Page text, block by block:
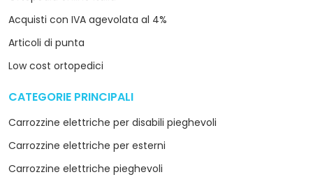
Acquisti con IVA agevolata al 4%
Articoli di punta
Low cost ortopedici
CATEGORIE PRINCIPALI
Carrozzine elettriche per disabili pieghevoli
Carrozzine elettriche per esterni
Carrozzine elettriche pieghevoli